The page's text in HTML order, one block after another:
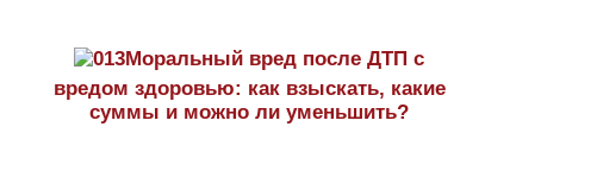
Моральный вред после ДТП с
вредом здоровью: как взыскать, какие
суммы и можно ли уменьшить?